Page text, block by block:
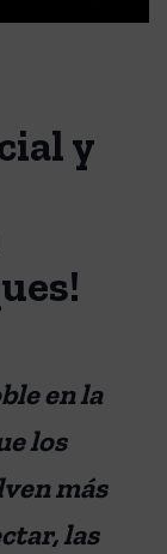
y
en la
los
más
las